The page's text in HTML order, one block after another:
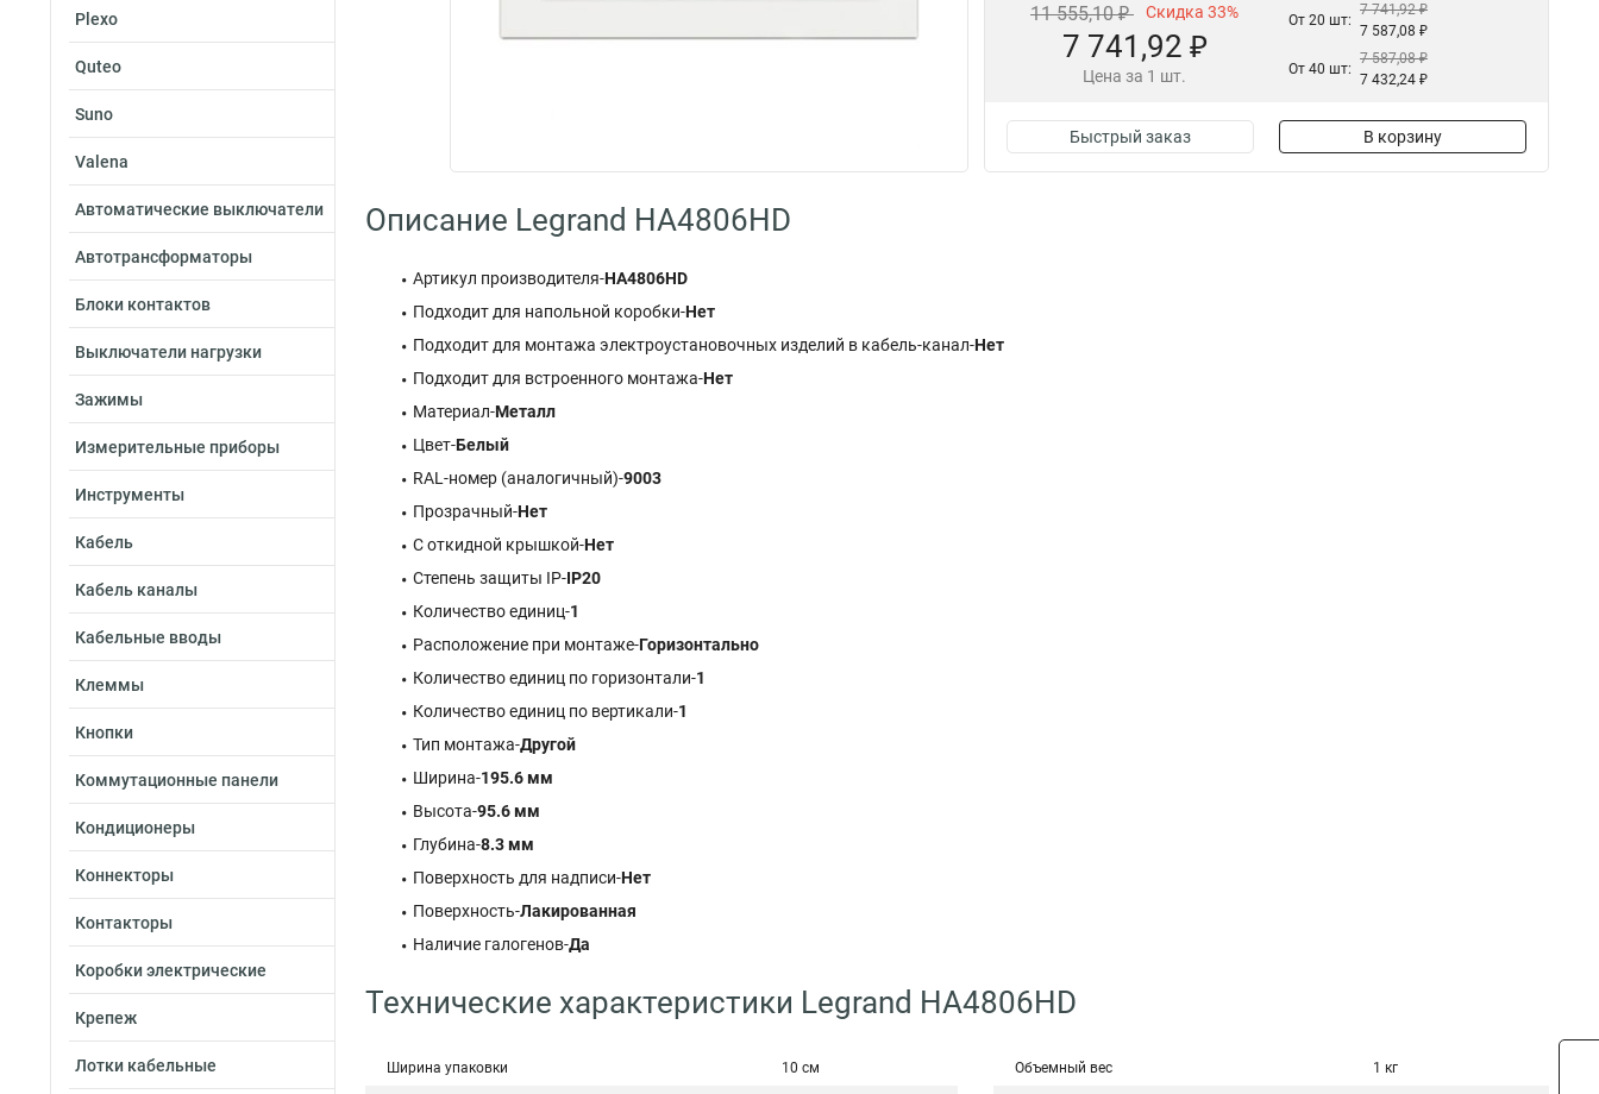
Plexo
Quteo
Suno
Valena
Автоматические выключатели
Автотрансформаторы
Блоки контактов
Выключатели нагрузки
Зажимы
Измерительные приборы
Инструменты
Кабель
Кабель каналы
Кабельные вводы
Клеммы
Кнопки
Коммутационные панели
Кондиционеры
Коннекторы
Контакторы
Коробки электрические
Крепеж
Лотки кабельные
11 555,10 ₽ Скидка 33%
7 741,92 ₽
Цена за 1 шт.
От 20 шт:
7 741,92 ₽
7 587,08 ₽
От 40 шт:
7 587,08 ₽
7 432,24 ₽
Быстрый заказ В корзину
Описание Legrand HA4806HD
Артикул производителя-HA4806HD
Подходит для напольной коробки-Нет
Подходит для монтажа электроустановочных изделий в кабель-канал-Нет
Подходит для встроенного монтажа-Нет
Материал-Металл
Цвет-Белый
RAL-номер (аналогичный)-9003
Прозрачный-Нет
С откидной крышкой-Нет
Степень защиты IP-IP20
Количество единиц-1
Расположение при монтаже-Горизонтально
Количество единиц по горизонтали-1
Количество единиц по вертикали-1
Тип монтажа-Другой
Ширина-195.6 мм
Высота-95.6 мм
Глубина-8.3 мм
Поверхность для надписи-Нет
Поверхность-Лакированная
Наличие галогенов-Да
Технические характеристики Legrand HA4806HD
Ширина упаковки 10 см Объемный вес 1 кг